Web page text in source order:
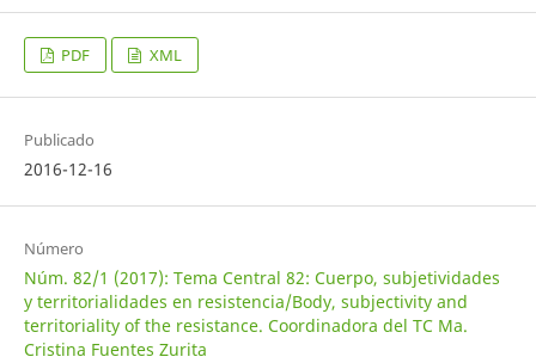
PDF XML
Publicado
2016-12-16
Número
Núm. 82/1 (2017): Tema Central 82: Cuerpo, subjetividades
y territorialidades en resistencia/Body, subjectivity and
territoriality of the resistance. Coordinadora del TC Ma.
Cristina Fuentes Zurita